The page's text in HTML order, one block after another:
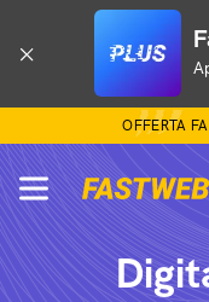
OFFERTA